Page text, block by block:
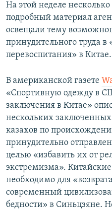
На этой неделе
подробный материал
освещали тему
принудительного труда в
перевоспитания» в Китае.
В американской газете
«Спортивную одежду в
заключения в Китае»
нескольких
казахов по
принудительно
целью «избавить их от
экстремизма». Китайские
необходимо для
современный
бедности» в Синьцзяне.